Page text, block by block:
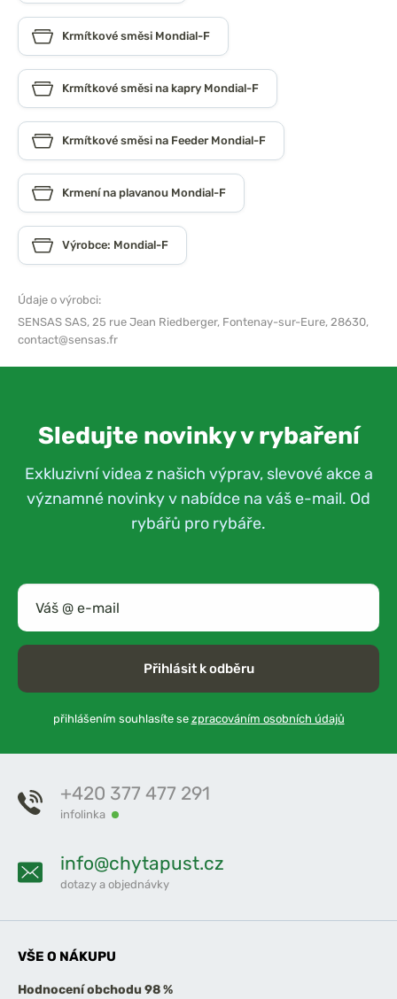
Krmítkové směsi Mondial-F
Krmítkové směsi na kapry Mondial-F
Krmítkové směsi na Feeder Mondial-F
Krmení na plavanou Mondial-F
Výrobce: Mondial-F
Údaje o výrobci:
SENSAS SAS, 25 rue Jean Riedberger, Fontenay-sur-Eure, 28630,
contact@sensas.fr
Sledujte novinky v rybaření
Exkluzivní videa z našich výprav, slevové akce a
významné novinky v nabídce na váš e-mail. Od
rybářů pro rybáře.
Přihlásit k odběru
přihlášením souhlasíte se zpracováním osobních údajů
+420 377 477 291
infolinka
info@chytapust.cz
dotazy a objednávky
VŠE O NÁKUPU
Hodnocení obchodu 98 %